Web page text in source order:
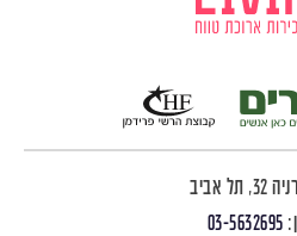
אביב
03-5632695